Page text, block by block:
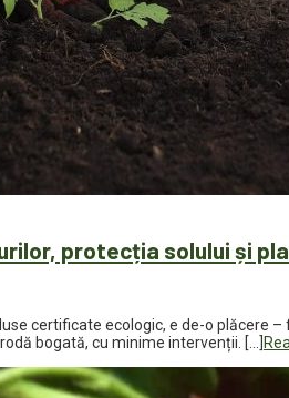
protecția solului și
certificate ecologic, e de-o plăcere
bogată, cu minime intervenții. […]